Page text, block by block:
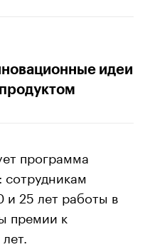
идеи
программа
и 25 лет работы в
премии к